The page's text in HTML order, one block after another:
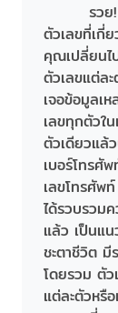
รวย
ตัวเลขที่เกี่
คุณเปลี่ยนไ
ตัวเลขแต่ล
เจอข้อมูลเ
เลขทุกตัวใ
ตัวเดียวแล้
เบอร์โทรศั
เลขโทรศัพ
ได้รวบรวม
แล้ว เป็นแ
ชะตาชีวิต มี
โดยรวม ตั
แต่ละตัวหรื